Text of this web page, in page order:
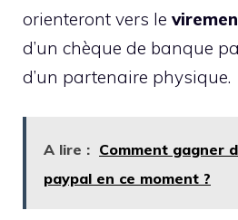
orienteront vers le
d’un chèque de banque
d’un partenaire physique.
A lire : Comment gagner
paypal en ce moment ?